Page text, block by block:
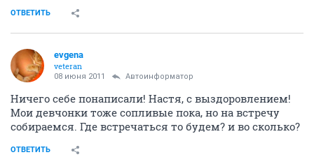
ОТВЕТИТЬ
evgena
veteran
08 июня 2011 Автоинформатор
Ничего себе понаписали! Настя, с выздоровлением!
Мои девчонки тоже сопливые пока, но на встречу
собираемся. Где встречаться то будем? и во сколько?
ОТВЕТИТЬ